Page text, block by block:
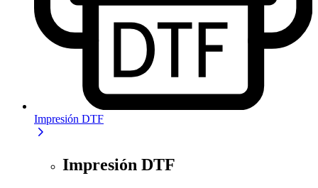
Impresión DTF
Impresión DTF